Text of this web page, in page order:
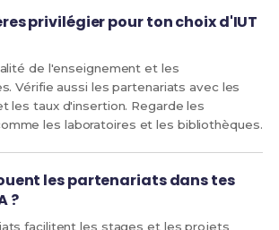
privilégier pour ton choix d'IUT
de l'enseignement et les
Vérifie aussi les partenariats avec les
les taux d'insertion. Regarde les
les laboratoires et les bibliothèques.
les partenariats dans tes
?
facilitent les stages et les projets